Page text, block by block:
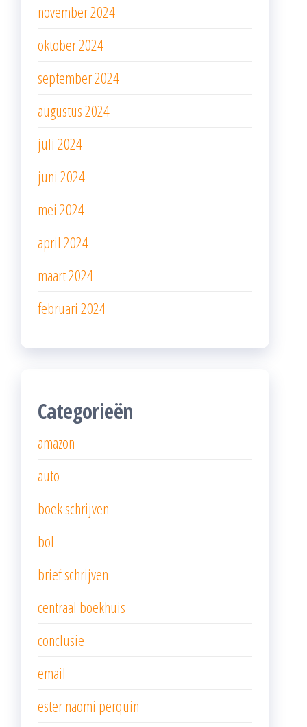
november 2024
oktober 2024
september 2024
augustus 2024
juli 2024
juni 2024
mei 2024
april 2024
maart 2024
februari 2024
Categorieën
amazon
auto
boek schrijven
bol
brief schrijven
centraal boekhuis
conclusie
email
ester naomi perquin